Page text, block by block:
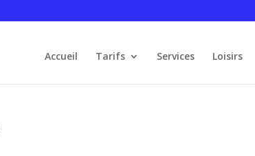
Accueil Tarifs Services Loisirs